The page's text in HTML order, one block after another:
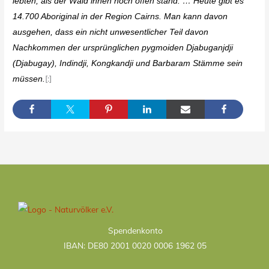
14.700 Aboriginal in der Region Cairns. Man kann davon
ausgehen, dass ein nicht unwesentlicher Teil davon
Nachkommen der ursprünglichen pygmoiden Djabuganjdji
(Djabugay), Indindji, Kongkandji und Barbaram Stämme sein
müssen. [:]
Spendenkonto
IBAN: DE80 2001 0020 0006 1962 05